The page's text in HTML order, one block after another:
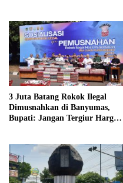
3 Juta Batang Rokok Ilegal
Dimusnahkan di Banyumas,
Bupati: Jangan Tergiur Harga